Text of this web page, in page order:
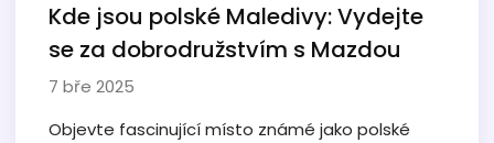
Kde jsou polské Maledivy: Vydejte
se za dobrodružstvím s Mazdou
7 bře 2025
Objevte fascinující místo známé jako polské